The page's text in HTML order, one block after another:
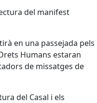
del manifest
en una passejada pels
Humans estaran
de missatges de
del Casal i els